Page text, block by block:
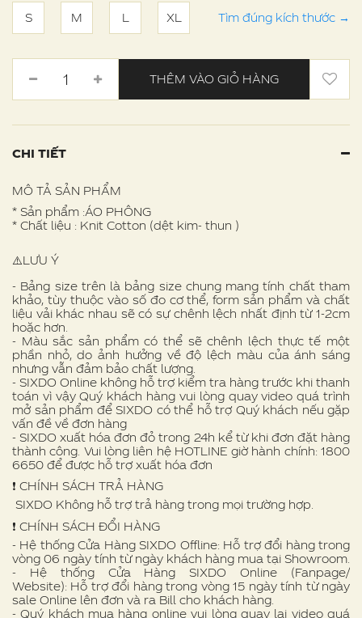
S M L XL Tìm đúng kích thước →
THÊM VÀO GIỎ HÀNG
CHI TIẾT
MÔ TẢ SẢN PHẨM
* Sản phẩm :ÁO PHÔNG
* Chất liệu : Knit Cotton (dệt kim- thun )
⚠️LƯU Ý
- Bảng size trên là bảng size chung mang tính chất tham
khảo, tùy thuộc vào số đo cơ thể, form sản phẩm và chất
liệu vải khác nhau sẽ có sự chênh lệch nhất định từ 1-2cm
hoặc hơn.
- Màu sắc sản phẩm có thể sẽ chênh lệch thực tế một
phần nhỏ, do ảnh hưởng về độ lệch màu của ánh sáng
nhưng vẫn đảm bảo chất lượng.
- SIXDO Online không hỗ trợ kiểm tra hàng trước khi thanh
toán vì vậy Quý khách hàng vui lòng quay video quá trình
mở sản phẩm để SIXDO có thể hỗ trợ Quý khách nếu gặp
vấn đề về đơn hàng
- SIXDO xuất hóa đơn đỏ trong 24h kể từ khi đơn đặt hàng
thành công. Vui lòng liên hệ HOTLINE giờ hành chính: 1800
6650 để được hỗ trợ xuất hóa đơn
❗️ CHÍNH SÁCH TRẢ HÀNG
SIXDO Không hỗ trợ trả hàng trong mọi trường hợp.
❗️ CHÍNH SÁCH ĐỔI HÀNG
- Hệ thống Cửa Hàng SIXDO Offline: Hỗ trợ đổi hàng trong
vòng 06 ngày tính từ ngày khách hàng mua tại Showroom.
- Hệ thống Cửa Hàng SIXDO Online (Fanpage/
Website): Hỗ trợ đổi hàng trong vòng 15 ngày tính từ ngày
sale Online lên đơn và ra Bill cho khách hàng.
- Quý khách mua hàng online vui lòng quay lại video quá